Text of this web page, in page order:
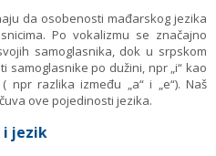
da osobenosti mađarskog jezika
Po vokalizmu se značajno
samoglasnika, dok u srpskom
samoglasnike po dužini, npr „i“ kao
razlika između „a“ i „e“). Naš
ove pojedinosti jezika.
i jezik